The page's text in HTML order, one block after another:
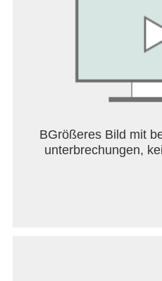
striking art style that
danger of Mount Kami.
cliffs, shifting weather
sound design
the sense of isolation and
combination of survival
BGrößeres Bild mit
unterbrechungen,